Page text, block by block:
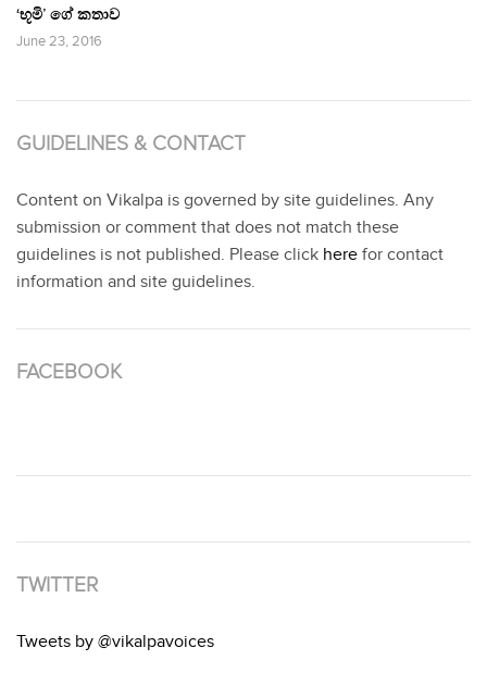
‘භූමි’ ගේ කතාව
June 23, 2016
GUIDELINES & CONTACT
Content on Vikalpa is governed by site guidelines. Any
submission or comment that does not match these
guidelines is not published. Please click here for contact
information and site guidelines.
FACEBOOK
TWITTER
Tweets by @vikalpavoices